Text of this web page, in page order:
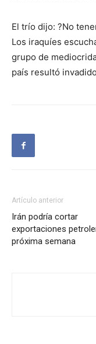
El trío dijo: ?No
Los iraquíes
grupo de
país resultó
Artículo anterior
Irán podría cortar
exportaciones
próxima semana